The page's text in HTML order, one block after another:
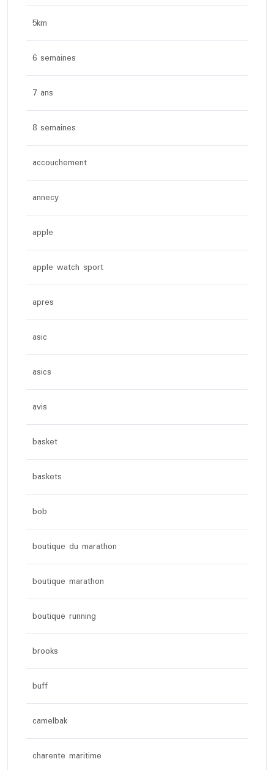
5km
6 semaines
7 ans
8 semaines
accouchement
annecy
apple
apple watch sport
apres
asic
asics
avis
basket
baskets
bob
boutique du marathon
boutique marathon
boutique running
brooks
buff
camelbak
charente maritime